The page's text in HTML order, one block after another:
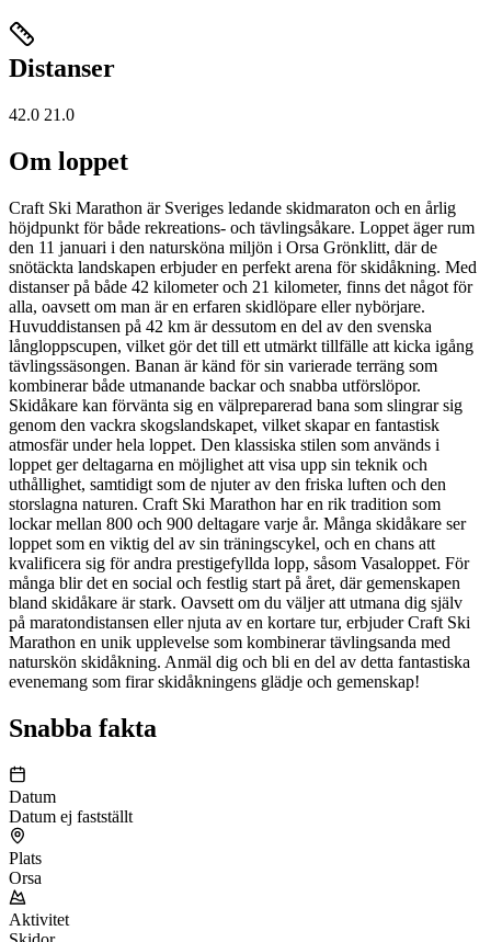
Distanser
42.0 21.0
Om loppet
Craft Ski Marathon är Sveriges ledande skidmaraton och en årlig
höjdpunkt för både rekreations- och tävlingsåkare. Loppet äger rum
den 11 januari i den natursköna miljön i Orsa Grönklitt, där de
snötäckta landskapen erbjuder en perfekt arena för skidåkning. Med
distanser på både 42 kilometer och 21 kilometer, finns det något för
alla, oavsett om man är en erfaren skidlöpare eller nybörjare.
Huvuddistansen på 42 km är dessutom en del av den svenska
långloppscupen, vilket gör det till ett utmärkt tillfälle att kicka igång
tävlingssäsongen. Banan är känd för sin varierade terräng som
kombinerar både utmanande backar och snabba utförslöpor.
Skidåkare kan förvänta sig en välpreparerad bana som slingrar sig
genom den vackra skogslandskapet, vilket skapar en fantastisk
atmosfär under hela loppet. Den klassiska stilen som används i
loppet ger deltagarna en möjlighet att visa upp sin teknik och
uthållighet, samtidigt som de njuter av den friska luften och den
storslagna naturen. Craft Ski Marathon har en rik tradition som
lockar mellan 800 och 900 deltagare varje år. Många skidåkare ser
loppet som en viktig del av sin träningscykel, och en chans att
kvalificera sig för andra prestigefyllda lopp, såsom Vasaloppet. För
många blir det en social och festlig start på året, där gemenskapen
bland skidåkare är stark. Oavsett om du väljer att utmana dig själv
på maratondistansen eller njuta av en kortare tur, erbjuder Craft Ski
Marathon en unik upplevelse som kombinerar tävlingsanda med
naturskön skidåkning. Anmäl dig och bli en del av detta fantastiska
evenemang som firar skidåkningens glädje och gemenskap!
Snabba fakta
Datum
Datum ej fastställt
Plats
Orsa
Aktivitet